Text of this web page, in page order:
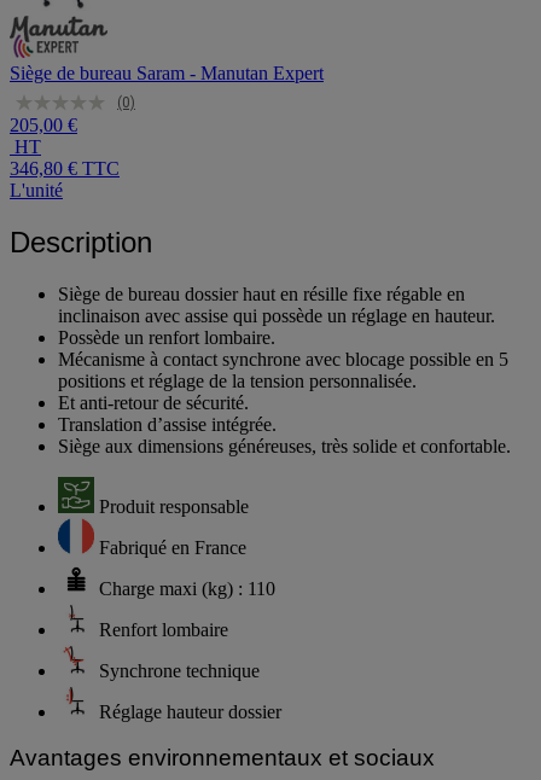
Siège de bureau Saram - Manutan Expert
(0)
205,00 €
HT
346,80 € TTC
L'unité
Description
Siège de bureau dossier haut en résille fixe régable en
inclinaison avec assise qui possède un réglage en hauteur.
Possède un renfort lombaire.
Mécanisme à contact synchrone avec blocage possible en 5
positions et réglage de la tension personnalisée.
Et anti-retour de sécurité.
Translation d’assise intégrée.
Siège aux dimensions généreuses, très solide et confortable.
Produit responsable
Fabriqué en France
Charge maxi (kg) : 110
Renfort lombaire
Synchrone technique
Réglage hauteur dossier
Avantages environnementaux et sociaux